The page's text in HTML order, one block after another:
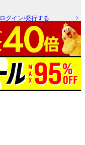
ログイン/発行する